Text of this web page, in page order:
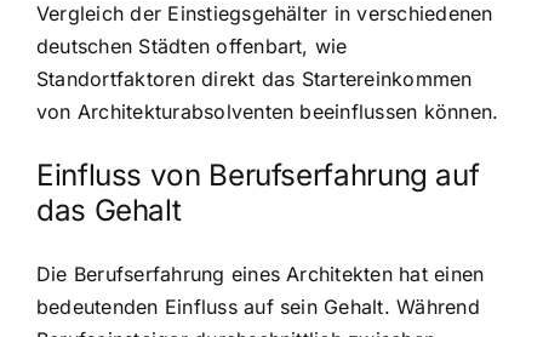
Vergleich der Einstiegsgehälter in verschiedenen
deutschen Städten offenbart, wie
Standortfaktoren direkt das Startereinkommen
von Architekturabsolventen beeinflussen können.
Einfluss von Berufserfahrung auf
das Gehalt
Die Berufserfahrung eines Architekten hat einen
bedeutenden Einfluss auf sein Gehalt. Während